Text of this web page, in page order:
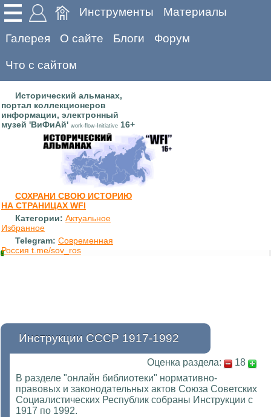
Инструменты Материалы
Галерея О сайте Блоги Форум
Что с сайтом
Исторический альманах,
портал коллекционеров
информации, электронный
музей 'ВиФиАй' work-flow-Initiative 16+
СОХРАНИ СВОЮ ИСТОРИЮ
НА СТРАНИЦАХ WFI
Категории: Актуальное
Избранное
Telegram: Современная
Россия t.me/sov_ros
Инструкции СССР 1917-1992
Оценка раздела:
18
В разделе "онлайн библиотеки" нормативно-
правовых и законодательных актов Союза Советских
Социалистических Республик собраны Инструкции с
1917 по 1992.